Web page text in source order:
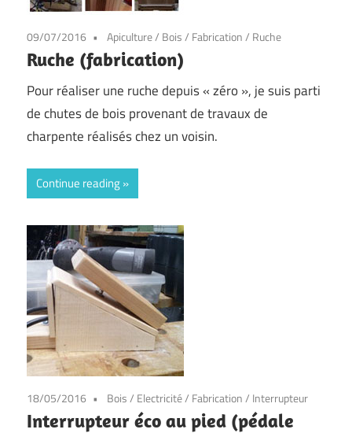
09/07/2016 Apiculture/ Bois/ Fabrication/ Ruche
Ruche (fabrication)
Pour réaliser une ruche depuis « zéro », je suis parti
de chutes de bois provenant de travaux de
charpente réalisés chez un voisin.
Continue reading
18/05/2016 Bois/ Electricité/ Fabrication/ Interrupteur
Interrupteur éco au pied (pédale